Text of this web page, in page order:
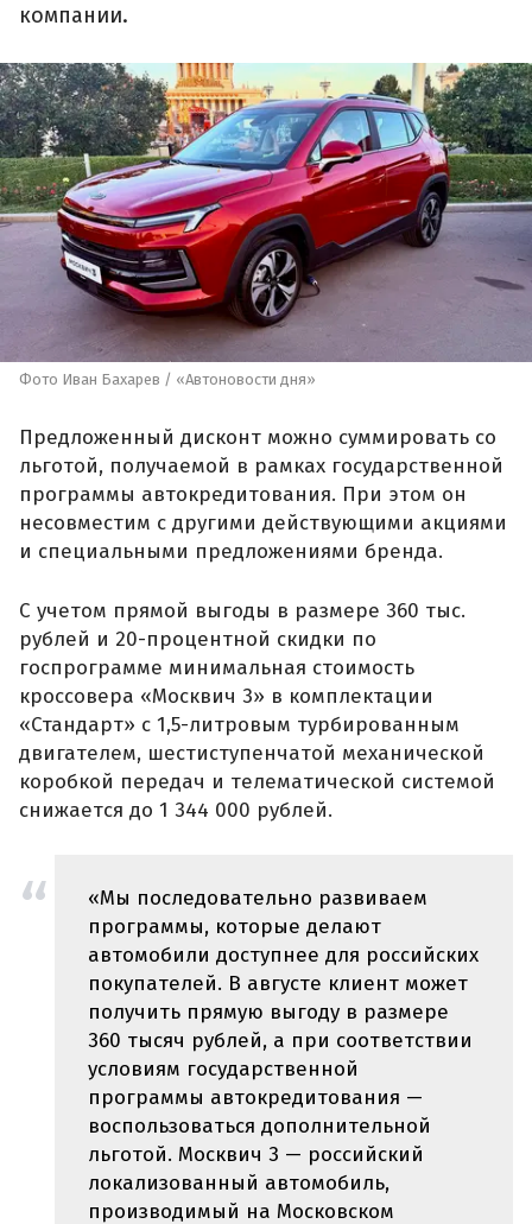
компании.
Фото Иван Бахарев / «Автоновости дня»
Предложенный дисконт можно суммировать со
льготой, получаемой в рамках государственной
программы автокредитования. При этом он
несовместим с другими действующими акциями
и специальными предложениями бренда.
С учетом прямой выгоды в размере 360 тыс.
рублей и 20-процентной скидки по
госпрограмме минимальная стоимость
кроссовера «Москвич 3» в комплектации
«Стандарт» с 1,5-литровым турбированным
двигателем, шестиступенчатой механической
коробкой передач и телематической системой
снижается до 1 344 000 рублей.
«Мы последовательно развиваем
программы, которые делают
автомобили доступнее для российских
покупателей. В августе клиент может
получить прямую выгоду в размере
360 тысяч рублей, а при соответствии
условиям государственной
программы автокредитования —
воспользоваться дополнительной
льготой. Москвич 3 — российский
локализованный автомобиль,
производимый на Московском